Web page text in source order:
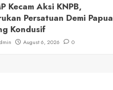
Kecam Aksi KNPB,
Persatuan Demi Papua
Kondusif
August 6, 2026 0